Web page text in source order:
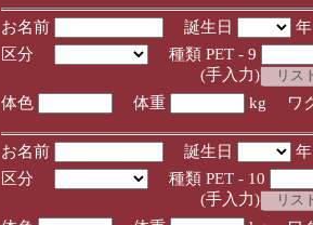
お名前 誕生日
区分
種類 PET - 9
(手入力)
体色
体重 kg ワ
お名前 誕生日
区分
種類 PET - 10
(手入力)